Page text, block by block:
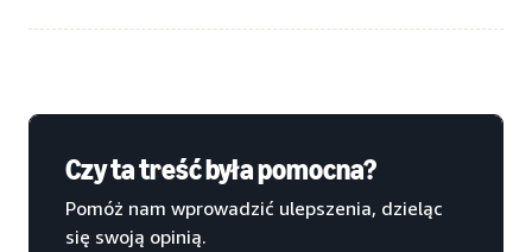
Czy ta treść była pomocna?
Pomóż nam wprowadzić ulepszenia, dzieląc
się swoją opinią.